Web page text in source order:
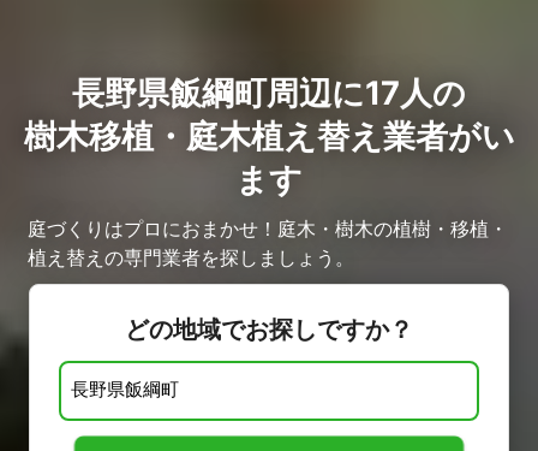
長野県飯綱町周辺に17人の
樹木移植・庭木植え替え業者がい
ます
庭づくりはプロにおまかせ！庭木・樹木の植樹・移植・
植え替えの専門業者を探しましょう。
どの地域でお探しですか？